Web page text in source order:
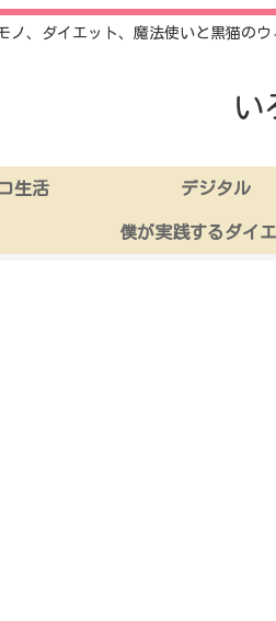
ノ、ダイエット、魔法使いと黒猫の
い
生活 デジタル
僕が実践するダイ